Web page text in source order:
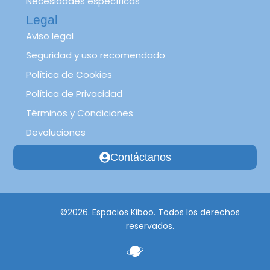
Legal
Aviso legal
Seguridad y uso recomendado
Política de Cookies
Política de Privacidad
Términos y Condiciones
Devoluciones
Contáctanos
©2026. Espacios Kiboo. Todos los derechos
reservados.